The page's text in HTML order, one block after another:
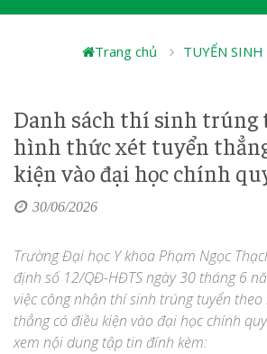
Trang chủ TUYỂN
Danh sách thí sinh trúng
hình thức xét tuyển
kiện vào đại học chính
30/06/2026
Trường Đại học Y khoa Phạm Ngọc
định số 12/QĐ-HĐTS ngày 30 tháng 6
việc công nhận thí sinh trúng tuyển
thẳng có điều kiện vào đại học chính
xem nội dung tập tin đính kèm: